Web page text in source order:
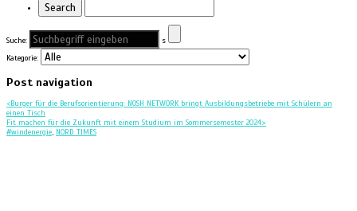
Suche:
s
Kategorie:
Post navigation
<Burger für die Berufsorientierung: NOSH NETWORK bringt Ausbildungsbetriebe mit Schülern an
einen Tisch
Fit machen für die Zukunft mit einem Studium im Sommersemester 2024>
#windenergie, NORD TIMES